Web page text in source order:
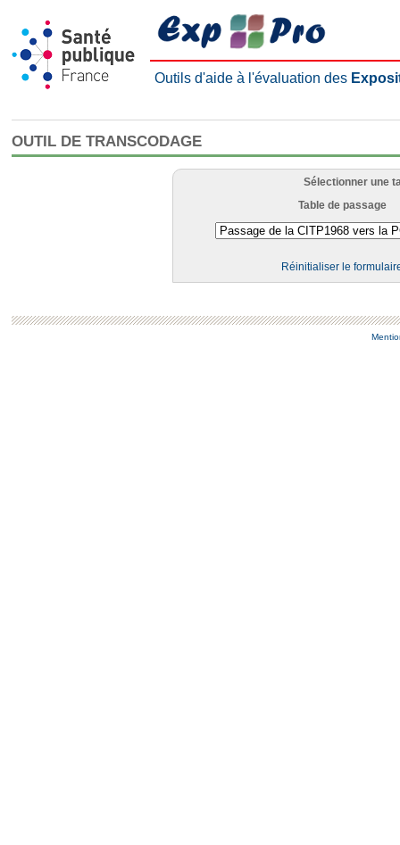
Outils d'aide à l'évaluation des
OUTIL DE TRANSCODAGE
Sélectionner une
Table de passage
Réinitialiser le